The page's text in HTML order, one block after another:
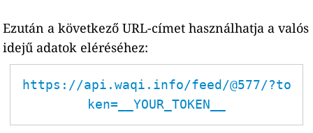
Ezután a következő URL-címet használhatja a valós
idejű adatok eléréséhez:
https://api.waqi.info/feed/@577/?to
ken=__YOUR_TOKEN__